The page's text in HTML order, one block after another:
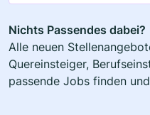
Nichts Passendes dabei?
Alle neuen
Quereinsteiger,
passende Jobs finden